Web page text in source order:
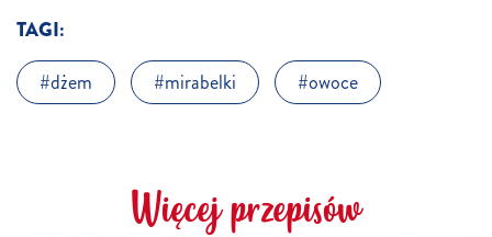
TAGI:
dżem
mirabelki owoce
Więcej przepisów